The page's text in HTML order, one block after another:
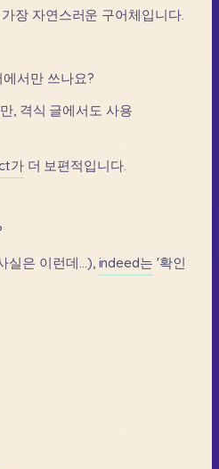
가장 자연스러운 구어체입니다.
에서만 쓰나요?
, 격식 글에서도 사용
가 더 보편적입니다.
실은 이런데...), indeed는 '확인